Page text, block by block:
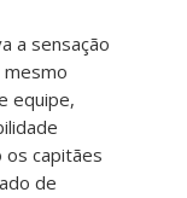
a sensação
equipe,
os capitães
de